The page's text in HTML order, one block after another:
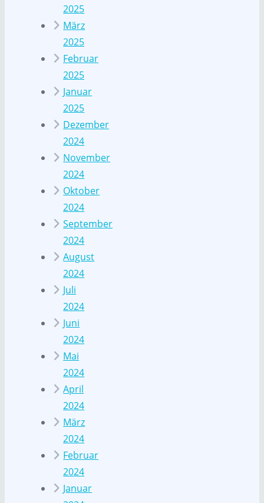
2025
März
2025
Februar
2025
Januar
2025
Dezember
2024
November
2024
Oktober
2024
September
2024
August
2024
Juli
2024
Juni
2024
Mai
2024
April
2024
März
2024
Februar
2024
Januar